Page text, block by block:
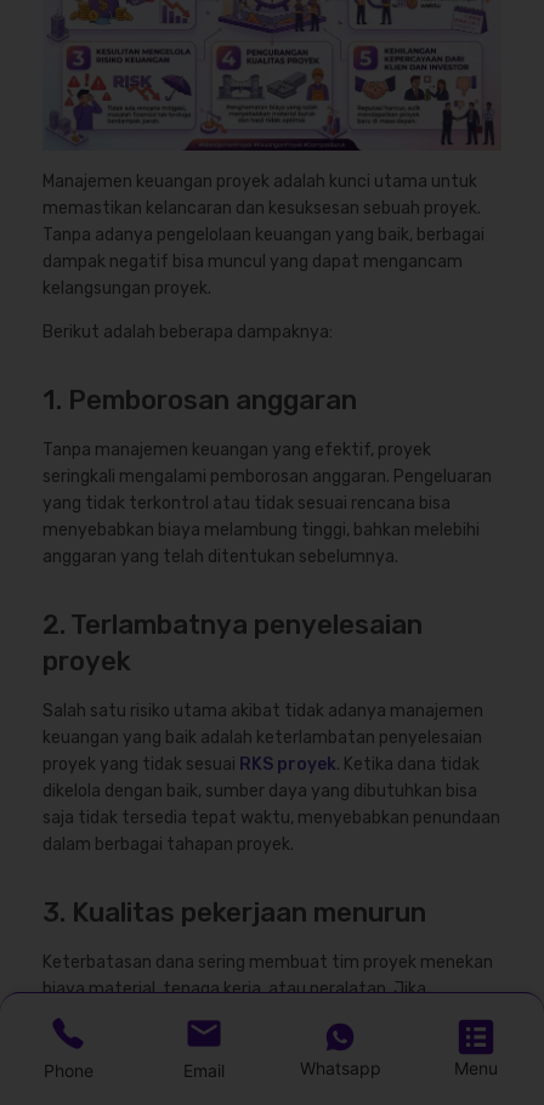
Manajemen keuangan proyek adalah kunci utama untuk
memastikan kelancaran dan kesuksesan sebuah proyek.
Tanpa adanya pengelolaan keuangan yang baik, berbagai
dampak negatif bisa muncul yang dapat mengancam
kelangsungan proyek.
Berikut adalah beberapa dampaknya:
1. Pemborosan anggaran
Tanpa manajemen keuangan yang efektif, proyek
seringkali mengalami pemborosan anggaran. Pengeluaran
yang tidak terkontrol atau tidak sesuai rencana bisa
menyebabkan biaya melambung tinggi, bahkan melebihi
anggaran yang telah ditentukan sebelumnya.
2. Terlambatnya penyelesaian
proyek
Salah satu risiko utama akibat tidak adanya manajemen
keuangan yang baik adalah keterlambatan penyelesaian
proyek yang tidak sesuai RKS proyek. Ketika dana tidak
dikelola dengan baik, sumber daya yang dibutuhkan bisa
saja tidak tersedia tepat waktu, menyebabkan penundaan
dalam berbagai tahapan proyek.
3. Kualitas pekerjaan menurun
Keterbatasan dana sering membuat tim proyek menekan
biaya material, tenaga kerja, atau peralatan. Jika
keputusan ini tidak dikendalikan, kualitas hasil akhir dapat
menurun dan berisiko menimbulkan pekerjaan ulang.
Phone Email Whatsapp Menu